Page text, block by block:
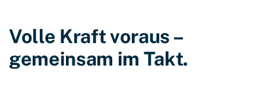
Volle Kraft voraus –
gemeinsam im Takt.